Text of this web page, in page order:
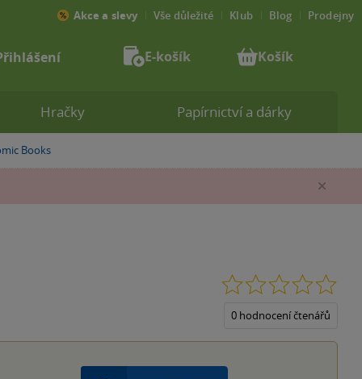
Books
0 hodnocení čtenářů
Hračky Papírnictví a dárky
Akce a slevy Vše důležité Klub Blog Prodejny
E-košík Košík